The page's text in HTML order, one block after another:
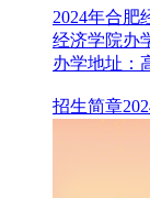
2024年合肥
经济学院办
办学地址：
招生简章